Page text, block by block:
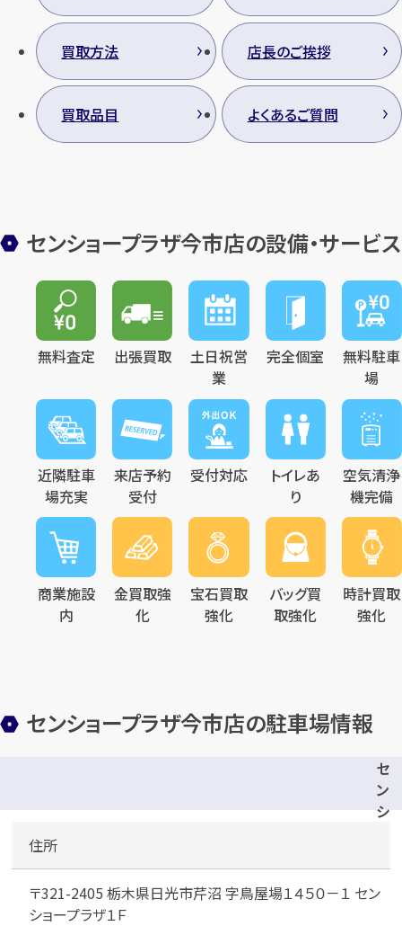
買取方法 店長のご挨拶
買取品目 よくあるご質問
センショープラザ今市店の設備・サービス
無料査定 出張買取
土日祝営
業
完全個室
無料駐車
場
近隣駐車
場充実
来店予約
受付
受付対応
トイレあ
り
空気清浄
機完備
商業施設
内
金買取強
化
宝石買取
強化
バッグ買
取強化
時計買取
強化
センショープラザ今市店の駐車場情報
セ
ン
シ
プ
ラ
住所
〒321-2405 栃木県日光市芹沼 字鳥屋場１４５０－１ セン
ショープラザ１Ｆ